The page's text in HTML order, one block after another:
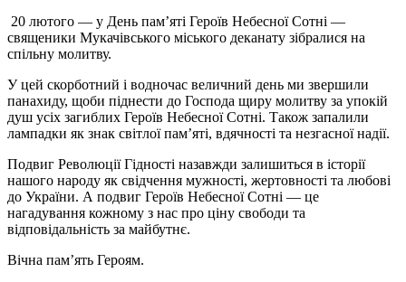
20 лютого — у День пам’яті Героїв Небесної Сотні —
священики Мукачівського міського деканату зібралися на
спільну молитву.
У цей скорботний і водночас величний день ми звершили
панахиду, щоби піднести до Господа щиру молитву за упокій
душ усіх загиблих Героїв Небесної Сотні. Також запалили
лампадки як знак світлої пам’яті, вдячності та незгасної надії.
Подвиг Революції Гідності назавжди залишиться в історії
нашого народу як свідчення мужності, жертовності та любові
до України. А подвиг Героїв Небесної Сотні — це
нагадування кожному з нас про ціну свободи та
відповідальність за майбутнє.
Вічна пам’ять Героям.